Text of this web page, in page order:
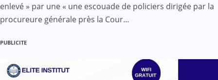
enlevé » par une « une escouade de policiers dirigée par la
procureure générale près la Cour…
PUBLICITE